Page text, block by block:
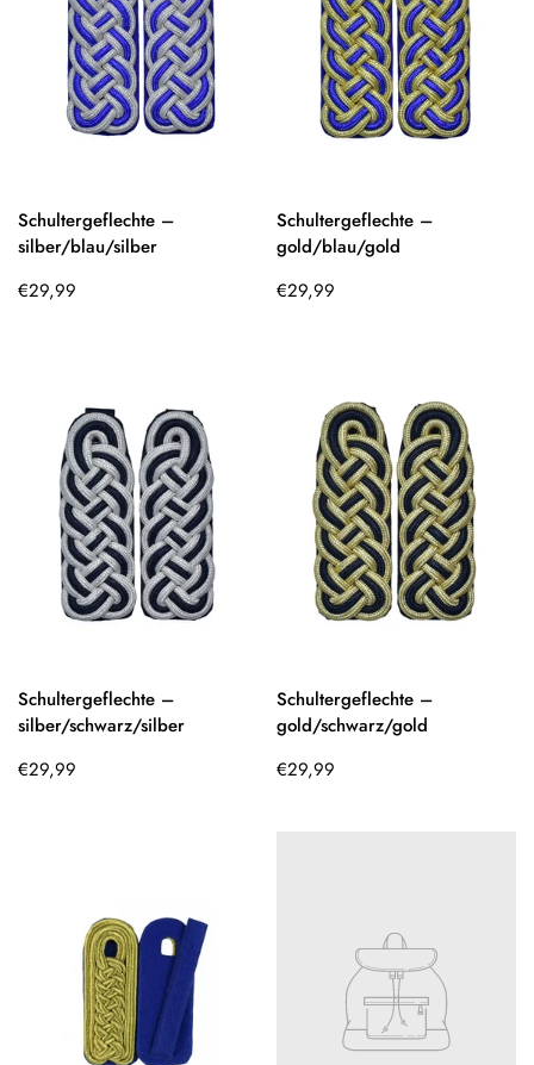
Schultergeflechte –
silber/blau/silber
Regulärer
€29,99
Schultergeflechte –
gold/blau/gold
Regulärer
€29,99
Schultergeflechte –
silber/schwarz/silber
Regulärer
€29,99
Schultergeflechte –
gold/schwarz/gold
Regulärer
€29,99